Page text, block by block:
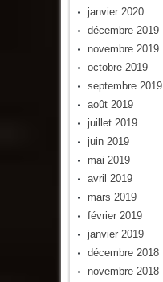
janvier 2020
décembre 2019
novembre 2019
octobre 2019
septembre 2019
août 2019
juillet 2019
juin 2019
mai 2019
avril 2019
mars 2019
février 2019
janvier 2019
décembre 2018
novembre 2018